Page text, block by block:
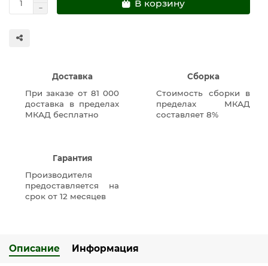
В корзину
Доставка
При заказе от 81 000
доставка в пределах
МКАД бесплатно
Сборка
Стоимость сборки в
пределах МКАД
составляет 8%
Гарантия
Производителя
предоставляется на
срок от 12 месяцев
Описание Информация